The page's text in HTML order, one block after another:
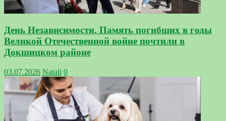
День Независимости. Память погибших в годы
Великой Отечественной войне почтили в
Докшицком районе
03.07.2026 Natali 0